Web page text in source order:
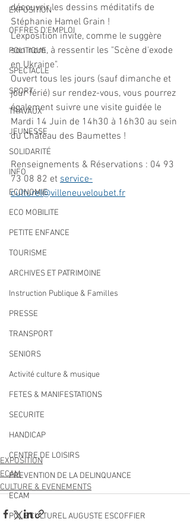
EXPOSITION
OFFRES D'EMPLOI
POLITIQUE
SPECTACLE
SPORT
TRAVAUX
JEUNESSE
SOLIDARITÉ
INFO
ECONOMIE
ECO MOBILITE
PETITE ENFANCE
TOURISME
ARCHIVES ET PATRIMOINE
Instruction Publique & Familles
PRESSE
TRANSPORT
SENIORS
Activité culture & musique
FETES & MANIFESTATIONS
SECURITE
HANDICAP
CENTRE DE LOISIRS
PREVENTION DE LA DELINQUANCE
ECAM
POLE CULTUREL AUGUSTE ESCOFFIER
découvrir les dessins méditatifs de
Stéphanie Hamel Grain !
L'exposition invite, comme le suggère
son nom, à ressentir les "Scène d'exode
en Ukraine".
Ouvert tous les jours (sauf dimanche et
jour férié) sur rendez-vous, vous pourrez
également suivre une visite guidée le
Mardi 14 Juin de 14h30 à 16h30 au sein
du Château des Baumettes !
Renseignements & Réservations : 04 93
73 08 82 et service-
culturel@villeneuveloubet.fr
EXPOSITION
ECAM
CULTURE & EVENEMENTS